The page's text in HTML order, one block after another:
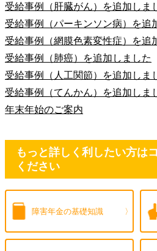
受給事例（肝臓がん）を追加しま
受給事例（パーキンソン病）を追
受給事例（網膜色素変性症）を追
受給事例（肺癌）を追加しました
受給事例（人工関節）を追加しま
受給事例（てんかん）を追加しま
年末年始のご案内
もっと詳しく利したい方は
ください
障害年金の基礎知識